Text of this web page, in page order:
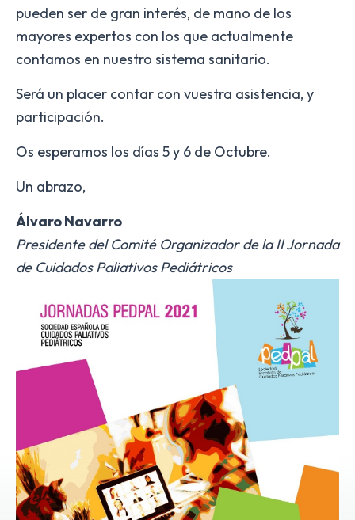
pueden ser de gran interés, de mano de los
mayores expertos con los que actualmente
contamos en nuestro sistema sanitario.
Será un placer contar con vuestra asistencia, y
participación.
Os esperamos los días 5 y 6 de Octubre.
Un abrazo,
Álvaro Navarro
Presidente del Comité Organizador de la II Jornada
de Cuidados Paliativos Pediátricos